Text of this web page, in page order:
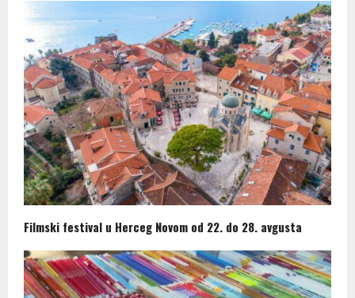
Filmski festival u Herceg Novom od 22. do 28. avgusta